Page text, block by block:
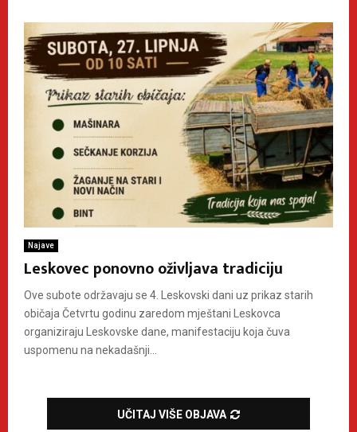
Najave
Leskovec ponovno oživljava tradiciju
Ove subote održavaju se 4. Leskovski dani uz prikaz starih
običaja Četvrtu godinu zaredom mještani Leskovca
organiziraju Leskovske dane, manifestaciju koja čuva
uspomenu na nekadašnji...
UČITAJ VIŠE OBJAVA